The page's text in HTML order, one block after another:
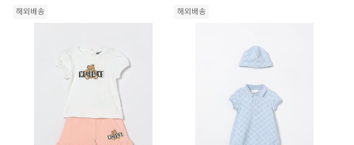
해외배송 해외배송